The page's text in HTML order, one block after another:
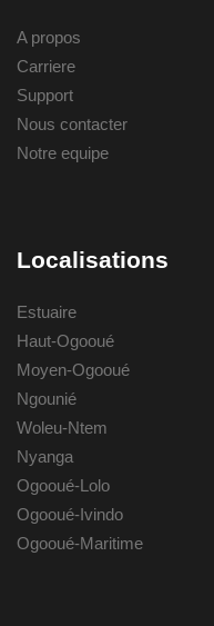
A propos
Carriere
Support
Nous contacter
Notre equipe
Localisations
Estuaire
Haut-Ogooué
Moyen-Ogooué
Ngounié
Woleu-Ntem
Nyanga
Ogooué-Lolo
Ogooué-Ivindo
Ogooué-Maritime